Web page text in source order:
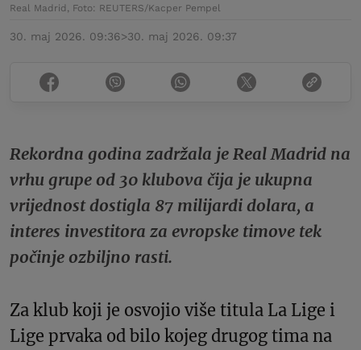
Real Madrid, Foto: REUTERS/Kacper Pempel
30. maj 2026. 09:36>30. maj 2026. 09:37
Rekordna godina zadržala je Real Madrid na
vrhu grupe od 30 klubova čija je ukupna
vrijednost dostigla 87 milijardi dolara, a
interes investitora za evropske timove tek
počinje ozbiljno rasti.
Za klub koji je osvojio više titula La Lige i
Lige prvaka od bilo kojeg drugog tima na